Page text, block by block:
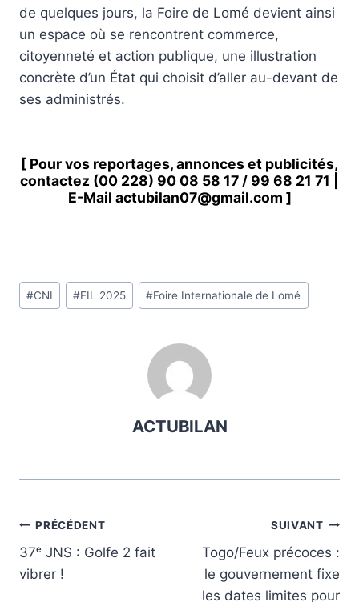
de quelques jours, la Foire de Lomé devient ainsi
un espace où se rencontrent commerce,
citoyenneté et action publique, une illustration
concrète d’un État qui choisit d’aller au-devant de
ses administrés.
[ Pour vos reportages, annonces et publicités,
contactez (00 228) 90 08 58 17 / 99 68 21 71
E-Mail actubilan07@gmail.com ]
Étiquettes
de
#CNI #FIL 2025 #Foire Internationale de Lomé
ACTUBILAN
Navigation
de
PRÉCÉDENT
37ᵉ JNS : Golfe 2 fait
vibrer !
SUIVANT
Togo/Feux précoces :
le gouvernement fixe
les dates limites pour